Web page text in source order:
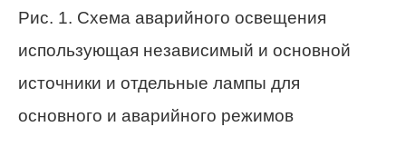
Рис. 1. Схема аварийного освещения
использующая независимый и основной
источники и отдельные лампы для
основного и аварийного режимов